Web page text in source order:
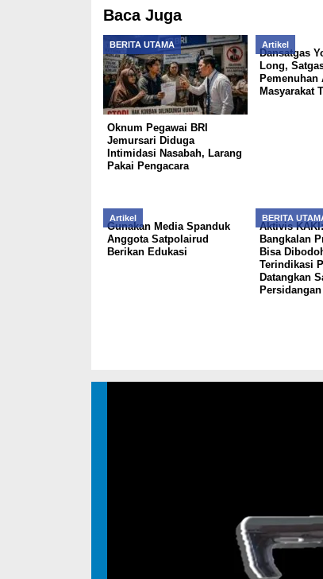
Baca Juga
BERITA UTAMA
Oknum Pegawai BRI
Jemursari Diduga
Intimidasi Nasabah, Larang
Pakai Pengacara
Artikel
Dansatgas
Long,
Masyarakat
Artikel
Gunakan Media Spanduk
Anggota Satpolairud
Berikan Edukasi
BERITA
Aktivis
Bangkalan
Bisa
Terindikasi
Datangkan
Persidangan